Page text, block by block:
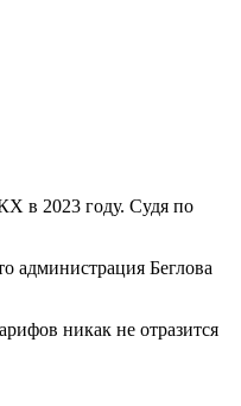
в 2023 году. Судя по
администрация Беглова
никак не отразится